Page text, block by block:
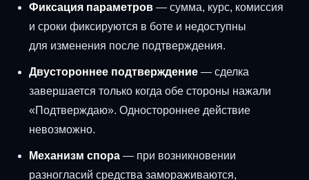
Фиксация параметров — сумма, курс, комиссия
и сроки фиксируются в боте и недоступны
для изменения после подтверждения.
Двустороннее подтверждение — сделка
завершается только когда обе стороны нажали
«Подтверждаю». Одностороннее действие
невозможно.
Механизм спора — при возникновении
разногласий средства замораживаются,